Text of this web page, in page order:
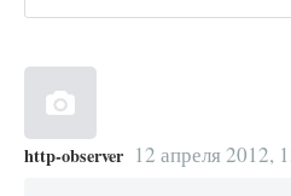
http-observer 12 апреля 2012,